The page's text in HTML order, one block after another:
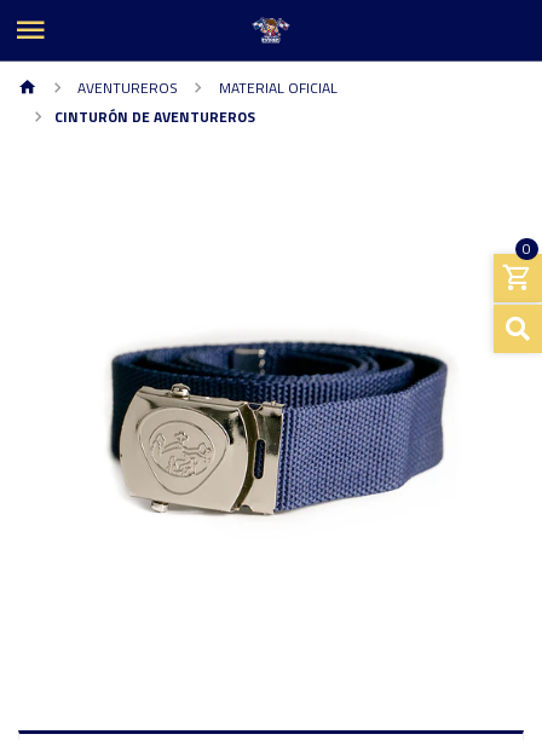
0
AVENTUREROS
MATERIAL OFICIAL
CINTURÓN DE AVENTUREROS